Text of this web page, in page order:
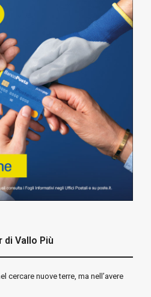
Vallo Più
cercare nuove terre, ma nell’avere